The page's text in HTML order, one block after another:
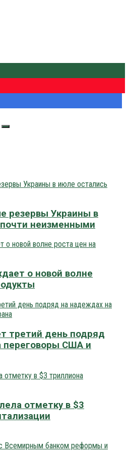
резервы Украины в
неизменными
о новой волне
третий день подряд
переговоры США и
отметку в $3